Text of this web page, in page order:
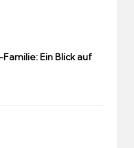
Ein Blick auf